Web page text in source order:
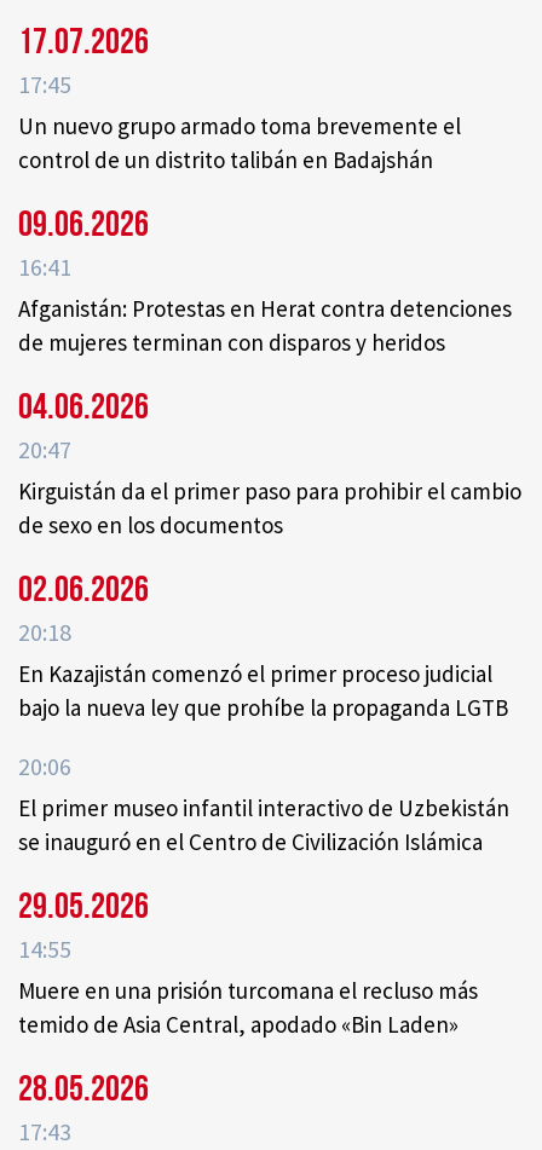
17.07.2026
17:45
Un nuevo grupo armado toma brevemente el
control de un distrito talibán en Badajshán
09.06.2026
16:41
Afganistán: Protestas en Herat contra detenciones
de mujeres terminan con disparos y heridos
04.06.2026
20:47
Kirguistán da el primer paso para prohibir el cambio
de sexo en los documentos
02.06.2026
20:18
En Kazajistán comenzó el primer proceso judicial
bajo la nueva ley que prohíbe la propaganda LGTB
20:06
El primer museo infantil interactivo de Uzbekistán
se inauguró en el Centro de Civilización Islámica
29.05.2026
14:55
Muere en una prisión turcomana el recluso más
temido de Asia Central, apodado «Bin Laden»
28.05.2026
17:43